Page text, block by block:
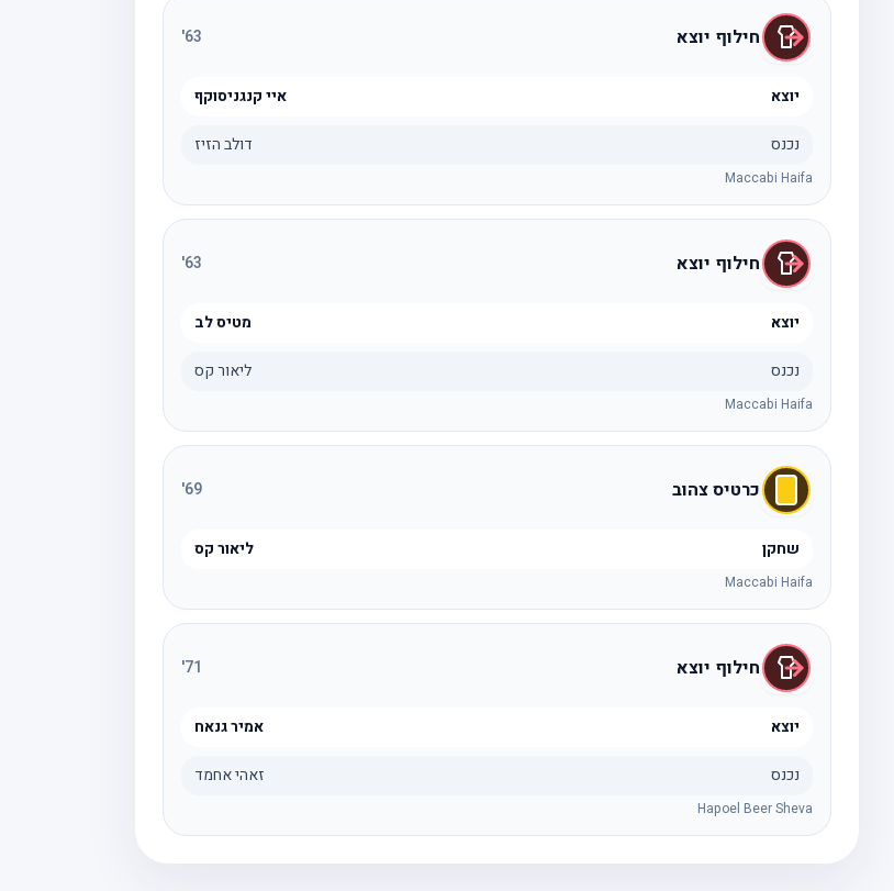
חילוף יוצא 63
'
יוצא איי קנגניסוקף
נכנס דולב הזיז
Maccabi Haifa
חילוף יוצא 63
'
יוצא מטיס לב
נכנס ליאור קס
Maccabi Haifa
כרטיס צהוב 69
'
שחקן ליאור קס
Maccabi Haifa
חילוף יוצא 71
'
יוצא אמיר גנאח
נכנס זאהי אחמד
Hapoel Beer Sheva